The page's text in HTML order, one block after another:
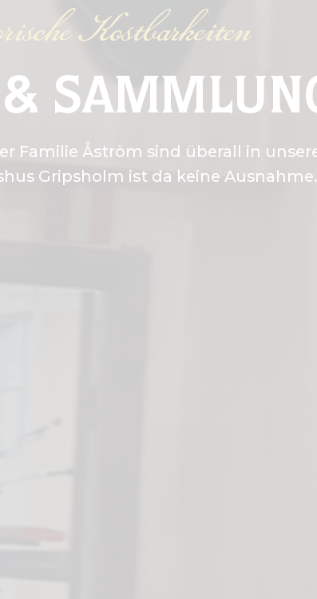
Kostbarkeiten
Familie Åström sind überall in
Gripsholm ist da keine Ausnahme.